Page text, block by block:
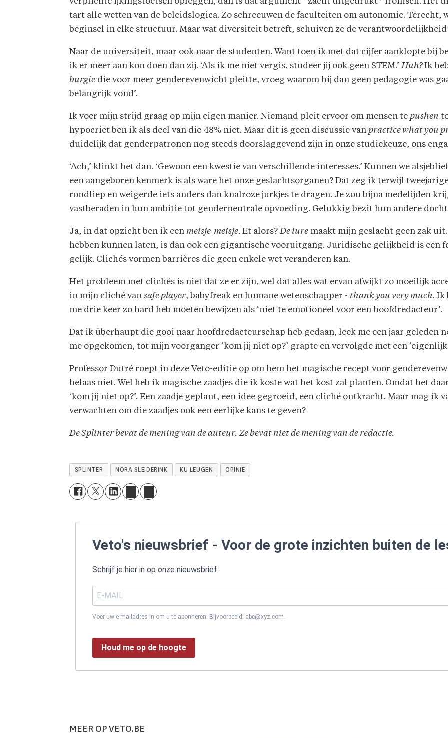
verplichte ijkingstoetsen opleggen, dan is dat argument - zacht uitgedrukt - ironisch. Het
tart alle wetten van de beleidslogica. Zo schreeuwen de faculteiten om autonomie.
beginsel in elke structuur. Maar wat diversiteit betreft, schuiven ze de
Naar de universiteit, maar ook naar de studenten. Want toen ik met dat cijfer aanklopte bij
ik er meer aan kon doen dan zij. ‘Als ik me niet vergis, studeer jij ook geen STEM.’Huh?Ik
burgie die voor meer genderevenwicht pleitte, vroeg waarom hij dan geen pedagogie was
belangrijk vond’.
Ik voer mijn strijd graag op mijn eigen manier. Niemand pleit ervoor om mensen te pushen
hypocriet ben ik als deel van die 48% niet. Maar dit is geen discussie van practice what you
duidelijk dat genderpatronen nog steeds doorslaggevend zijn in onze studiekeuze, ons
‘Ach,’ klinkt het dan. ‘Gewoon een kwestie van verschillende interesses.’ Kunnen we
een aangeboren kenmerk is als ware het onze geslachtsorganen? Dat zeg ik terwijl
rondliep en weigerde iets anders dan knalroze jurkjes te dragen. Je zou bijna medelijden
vastberaden in hun ambitie tot genderneutrale opvoeding. Gelukkig bezit hun andere
Ja, in dat opzicht ben ik een meisje-meisje. Et alors?De iure maakt mijn geslacht geen zak
hebben kunnen laten, is dan ook een gigantische vooruitgang. Juridische gelijkheid is een
gelijk. Clichés vormen barrières die geen enkele wet veranderen kan.
Het probleem met clichés is niet dat ze er zijn, wel dat alles wat ervan afwijkt zo moeilijk
in mijn cliché vansafe player, babyfreak en humane wetenschapper - thank you very much. Ik
me drie keer zo hard heb moeten bewijzen als ‘niet te emotioneel voor een hoofdredacteur’.
Dat ik überhaupt die gooi naar hoofdredacteurschap heb gedaan, leek me een jaar geleden
me opgekomen, tot mijn voorganger ‘kom jij niet op?’ grapte en vervolgde met een ‘eigenlijk
Professor Dutré roept in deze Veto-editie op om hem het magische recept voor
helaas niet. Wel heb ik magische zaadjes die ik koste wat het kost zal planten. Omdat het
‘kom jij niet op?’. Een zaadje geplant, een idee gegroeid, een cliché ontkracht. Maar mag
verwachten om die zaadjes ook een eerlijke kans te geven?
De Splinter bevat de mening van de auteur. Ze bevat niet de mening van de redactie.
SPLINTER NORA SLEIDERINK KU LEUGEN OPINIE
Veto's nieuwsbrief - Voor de grote inzichten buiten de
Schrijf je hier in op onze nieuwsbrief.
Voer uw e-mailadres in om u te abonneren. Bijvoorbeeld: abc@xyz.com.
Houd me op de hoogte
MEER OP VETO.BE